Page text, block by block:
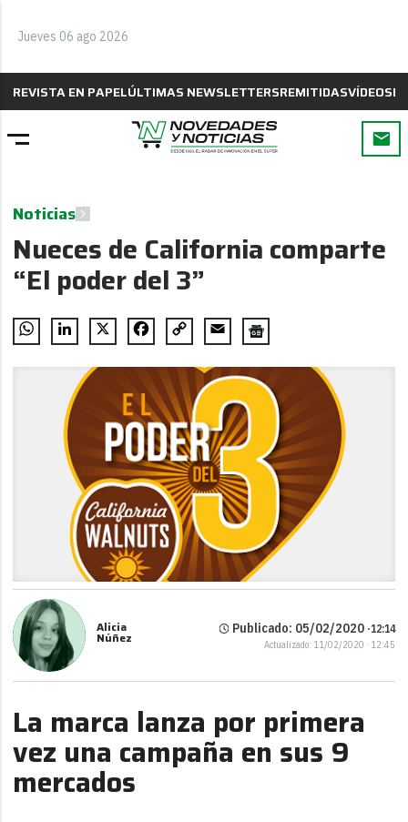
Jueves 06 ago 2026
REVISTA EN PAPELÚLTIMAS NEWSLETTERSREMITIDASVÍDEOS
Noticias
Nueces de California comparte
“El poder del 3”
WhatsAppLinkedIn
X FacebookCopy
Email
Alicia
Núñez
Publicado: 05/02/2020 ·12:14
Actualizado: 11/02/2020 · 12:45
La marca lanza por primera
vez una campaña en sus 9
mercados